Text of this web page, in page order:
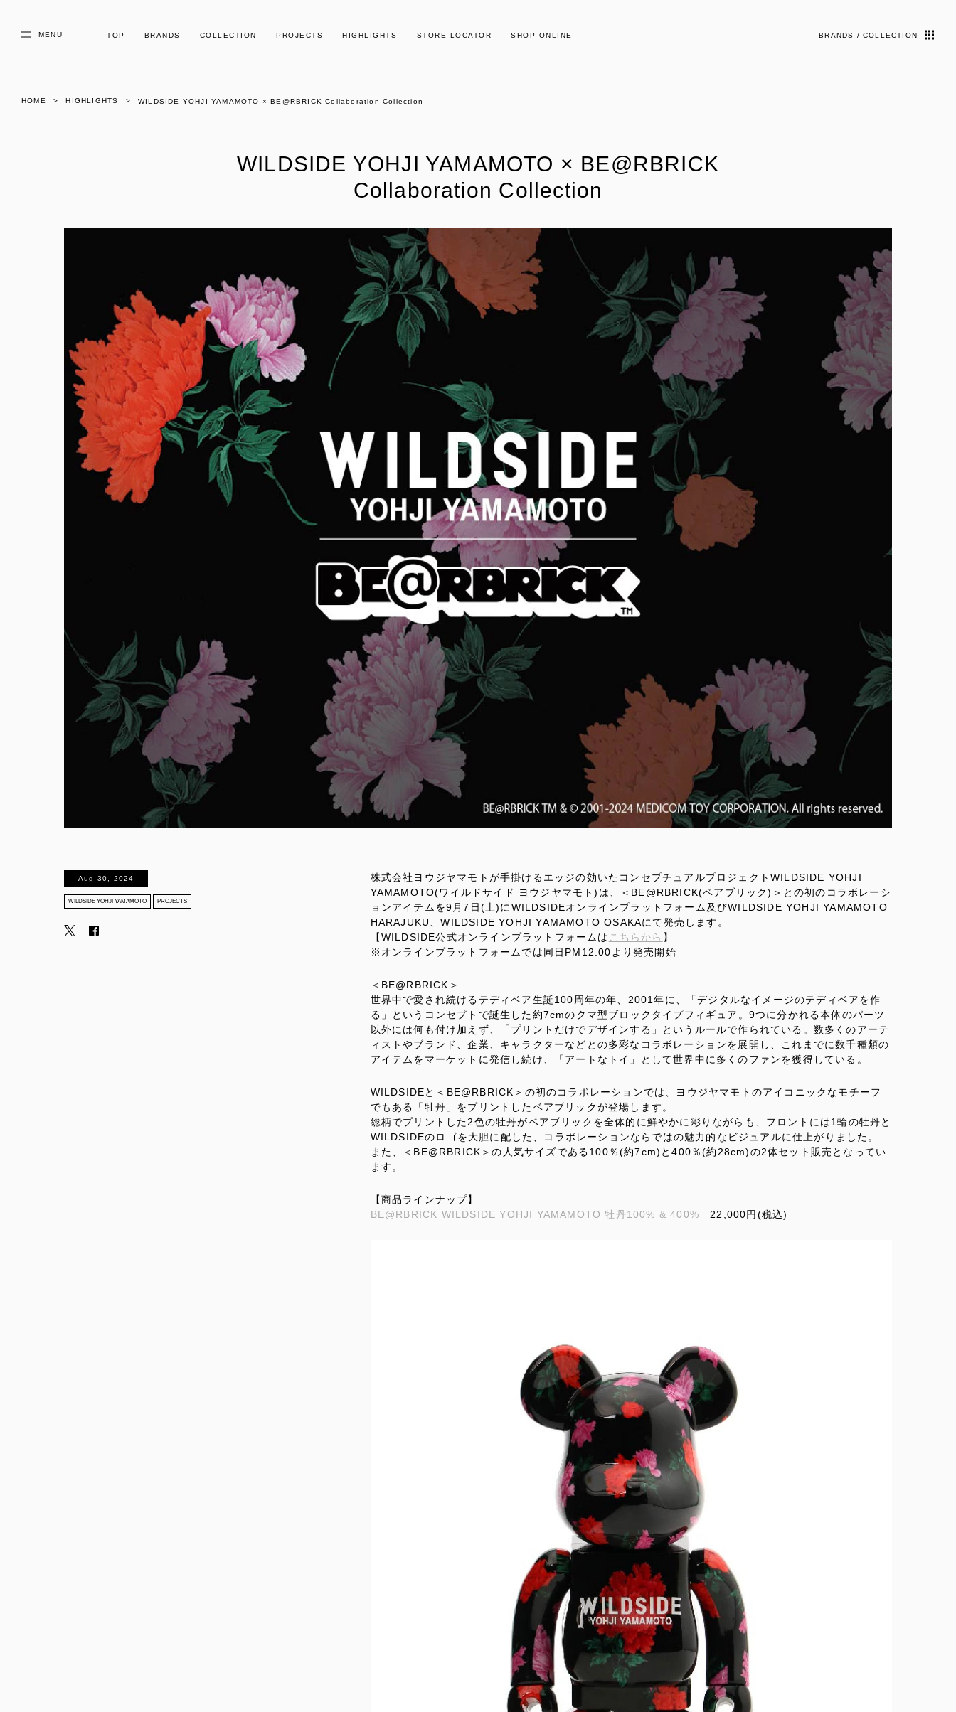
MENU TOP BRANDS COLLECTION PROJECTS HIGHLIGHTS STORE LOCATOR SHOP ONLINE BRANDS / COLLECTION
HOME HIGHLIGHTS WILDSIDE YOHJI YAMAMOTO × BE@RBRICK Collaboration Collection
WILDSIDE YOHJI YAMAMOTO × BE@RBRICK
Collaboration Collection
株式会社ヨウジヤマモトが手掛けるエッジの効いたコンセプチュアルプロジェクトWILDSIDE YOHJI
YAMAMOTO(ワイルドサイド ヨウジヤマモト)は、＜BE@RBRICK(ベアブリック)＞との初のコラボレーシ
ョンアイテムを9月7日(土)にWILDSIDEオンラインプラットフォーム及びWILDSIDE YOHJI YAMAMOTO
HARAJUKU、WILDSIDE YOHJI YAMAMOTO OSAKAにて発売します。
【WILDSIDE公式オンラインプラットフォームは こちらから 】
※オンラインプラットフォームでは同日PM12:00より発売開始
＜BE@RBRICK＞
世界中で愛され続けるテディベア生誕100周年の年、2001年に、「デジタルなイメージのテディベアを作
る」というコンセプトで誕生した約7cmのクマ型ブロックタイプフィギュア。9つに分かれる本体のパーツ
以外には何も付け加えず、「プリントだけでデザインする」というルールで作られている。数多くのアーテ
ィストやブランド、企業、キャラクターなどとの多彩なコラボレーションを展開し、これまでに数千種類の
アイテムをマーケットに発信し続け、「アートなトイ」として世界中に多くのファンを獲得している。
WILDSIDEと＜BE@RBRICK＞の初のコラボレーションでは、ヨウジヤマモトのアイコニックなモチーフ
でもある「牡丹」をプリントしたベアブリックが登場します。
総柄でプリントした2色の牡丹がベアブリックを全体的に鮮やかに彩りながらも、フロントには1輪の牡丹と
WILDSIDEのロゴを大胆に配した、コラボレーションならではの魅力的なビジュアルに仕上がりました。
また、＜BE@RBRICK＞の人気サイズである100％(約7cm)と400％(約28cm)の2体セット販売となってい
ます。
【商品ラインナップ】
BE@RBRICK WILDSIDE YOHJI YAMAMOTO 牡丹100% & 400% 22,000円(税込)
Aug 30, 2024
WILDSIDE YOHJI YAMAMOTO PROJECTS